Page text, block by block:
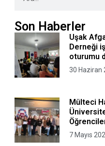
Son Haberler
Uşak
Derneği
oturumu
30 Haziran
Mülteci
Kurgusal
7 Mayıs